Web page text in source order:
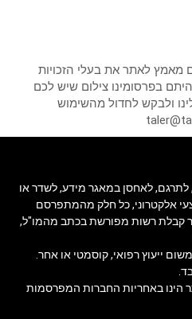
מאמץ לאתר את בעלי הזכויות
בפרסומינו צילום שיש לכם
ולבקש לחדול מהשימוש
לתרגם, לאחסן במאגר מידע, לשדר או
אלקטרוני, כל חלק מהמתפרסם
קבלת רשות מפורשת בכתב מהמו"ל,
ייעוץ רפואי, קוסמטי או אחר.
הינו באחריות החברות המפרסמות